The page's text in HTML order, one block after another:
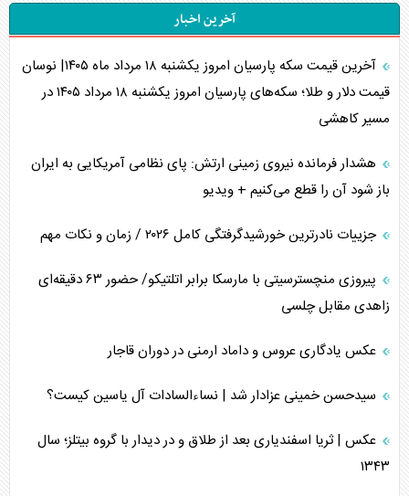
آخرین اخبار
آخرین قیمت سکه پارسیان امروز یکشنبه ۱۸ مرداد ماه ۱۴۰۵| نوسان
قیمت دلار و طلا؛ سکه‌های پارسیان امروز یکشنبه ۱۸ مرداد ۱۴۰۵ در
مسیر کاهشی
هشدار فرمانده نیروی زمینی ارتش: پای نظامی آمریکایی به ایران
باز شود آن را قطع می‌کنیم + ویدیو
جزییات نادرترین خورشیدگرفتگی کامل ۲۰۲۶ / زمان و نکات مهم
پیروزی منچسترسیتی با مارسکا برابر اتلتیکو/ حضور ۶۳ دقیقه‌ای
زاهدی مقابل چلسی
عکس یادگاری عروس و داماد ارمنی در دوران قاجار
سیدحسن خمینی عزادار شد | نساءالسادات آل یاسین کیست؟
عکس | ثریا اسفندیاری بعد از طلاق و در دیدار با گروه بیتلز؛ سال
۱۳۴۳